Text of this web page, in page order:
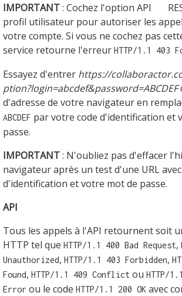
IMPORTANT: Cochez l'option API
profil utilisateur pour autoriser les
votre compte. Si vous ne cochez pas
service retourne l'erreur HTTP/1.1 403
Essayez d'entrer https://
ption?login=abcdef&password=ABCDEF
d'adresse de votre navigateur en
ABCDEF par votre code d'identification et
passe.
IMPORTANT: N'oubliez pas d'effacer
navigateur après un test d'une URL
d'identification et votre mot de passe.
API
Tous les appels à l'API retournent soit
HTTP tel que HTTP/1.1 400 Bad Request,
Unauthorized, HTTP/1.1 403 Forbidden,
Found, HTTP/1.1 409 Conflict ou HTTP/
Error ou le code HTTP/1.1 200 OK avec